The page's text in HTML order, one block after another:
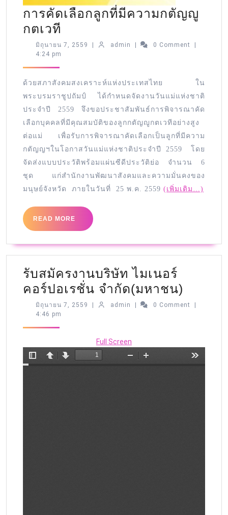
การคัดเลือกลูกที่มีความกตัญญู
กตเวที
มิถุนายน 7, 2559 | admin | 0 Comment
|
4:24 pm
ด้วยสภาสังคมสงเคราะห์แห่งประเทสไทย ใน
พระบรมราชูปถัมป์ ได้กำหนดจัดงานวันแม่แห่งชาติ
ประจำปี 2559 จึงขอประชาสัมพันธ์การพิจารณาคัด
เลือกบุคคลที่มีคุณสมบัติของลูกกตัญญูกตเวทีอย่างสูง
ต่อแม่ เพื่อรับการพิจารณาคัดเลือกเป็นลูกที่มีความ
กตัญญฯในโอกาสวันแม่แห่งชาติประจำปี 2559 โดย
จัดส่งแบบประวัติพร้อมแผ่นซีดีประวัติย่อ จำนวน 6
ชุด แก่สำนักงานพัฒนาสังคมและความมั่นคงของ
มนุษย์จังหวัด ภายในวันที่ 25 พ.ค. 2559 (เพิ่มเติม…)
READ MORE
รับสมัครงานบริษัท ไมเนอร์
คอร์ปอเรชั่น จำกัด(มหาชน)
มิถุนายน 7, 2559 | admin | 0 Comment
|
4:46 pm
Full Screen